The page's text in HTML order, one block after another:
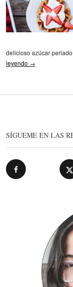
delicioso azúcar
leyendo →
SÍGUEME EN LAS